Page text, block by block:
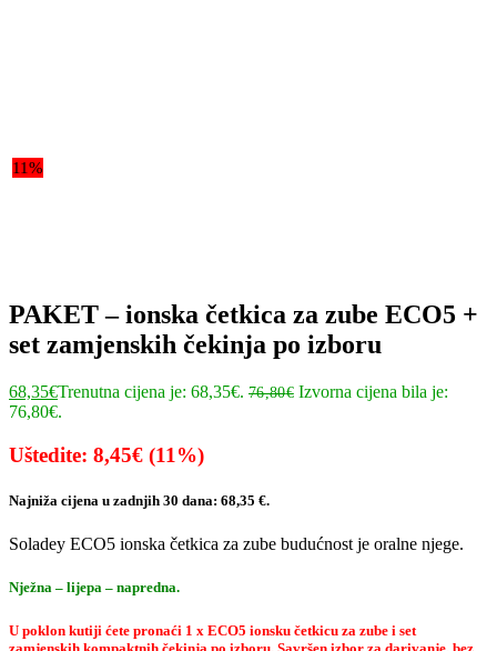
11%
PAKET – ionska četkica za zube ECO5 +
set zamjenskih čekinja po izboru
68,35€Trenutna cijena je: 68,35€. 76,80€ Izvorna cijena bila je:
76,80€.
Uštedite: 8,45€ (11%)
Najniža cijena u zadnjih 30 dana: 68,35 €.
Soladey ECO5 ionska četkica za zube budućnost je oralne njege.
Nježna – lijepa – napredna.
U poklon kutiji ćete pronaći 1 x ECO5 ionsku četkicu za zube i set